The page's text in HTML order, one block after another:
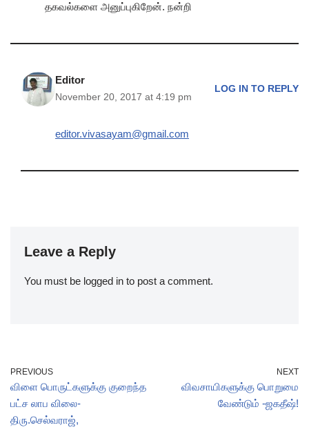
தகவல்களை அனுப்புகிறேன். நன்றி
Editor
November 20, 2017 at 4:19 pm
LOG IN TO REPLY
editor.vivasayam@gmail.com
Leave a Reply
You must be logged in to post a comment.
PREVIOUS
விளை பொருட்களுக்கு குறைந்த
பட்ச லாப விலை-
திரு.செல்வராஜ்,
NEXT
விவசாயிகளுக்கு பொறுமை
வேண்டும் -ஜகதீஷ்!